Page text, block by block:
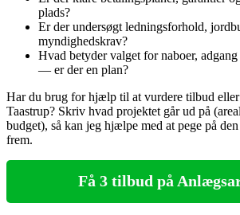
plads?
Er der undersøgt ledningsforhold,
myndighedskrav?
Hvad betyder valget for naboer,
— er der en plan?
Har du brug for hjælp til at vurdere tilbud
Taastrup? Skriv hvad projektet går ud på
budget), så kan jeg hjælpe med at pege på
frem.
Få 3 tilbud på